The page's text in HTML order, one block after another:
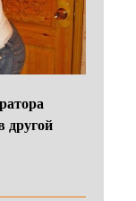
другой